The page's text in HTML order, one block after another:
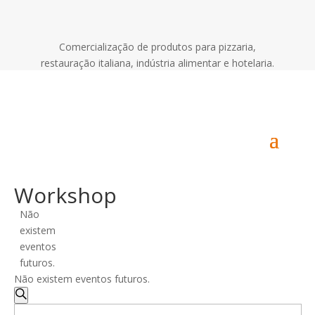
Comercialização de produtos para pizzaria,
restauração italiana, indústria alimentar e hotelaria.
Workshop
Não
existem
eventos
futuros.
Não existem eventos futuros.
Navegação
Pesquisar